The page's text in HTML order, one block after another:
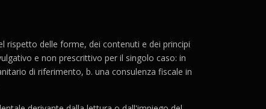
rispetto delle forme, dei contenuti e dei principi
e non prescrittivo per il singolo caso: in
di riferimento, b. una consulenza fiscale in